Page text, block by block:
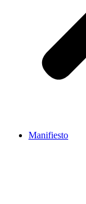
Manifiesto